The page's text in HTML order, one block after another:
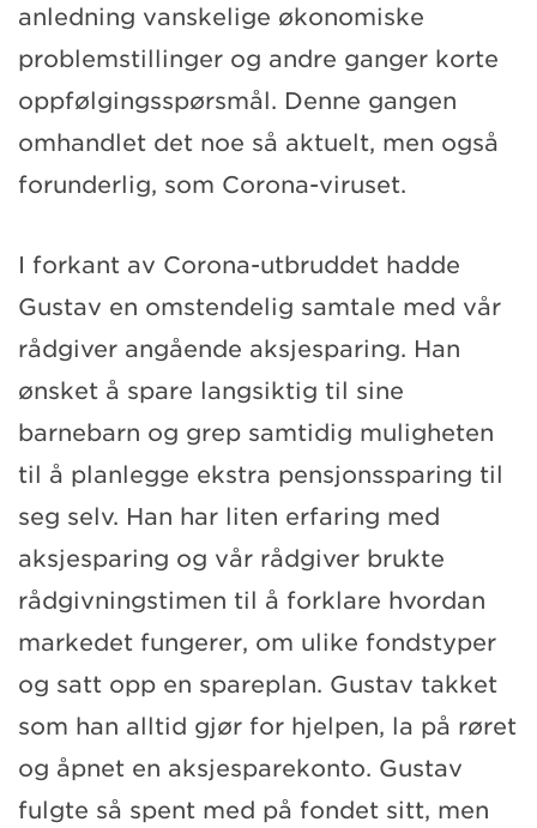
anledning vanskelige økonomiske
problemstillinger og andre ganger korte
oppfølgingsspørsmål. Denne gangen
omhandlet det noe så aktuelt, men også
forunderlig, som Corona-viruset.
I forkant av Corona-utbruddet hadde
Gustav en omstendelig samtale med vår
rådgiver angående aksjesparing. Han
ønsket å spare langsiktig til sine
barnebarn og grep samtidig muligheten
til å planlegge ekstra pensjonssparing til
seg selv. Han har liten erfaring med
aksjesparing og vår rådgiver brukte
rådgivningstimen til å forklare hvordan
markedet fungerer, om ulike fondstyper
og satt opp en spareplan. Gustav takket
som han alltid gjør for hjelpen, la på røret
og åpnet en aksjesparekonto. Gustav
fulgte så spent med på fondet sitt, men